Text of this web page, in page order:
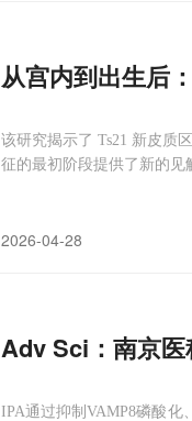
从宫内到出生后
该研究揭示了 Ts21 新皮质
征的最初阶段提供了新的见
2026-04-28
Adv Sci：南
IPA通过抑制VAMP8磷酸化